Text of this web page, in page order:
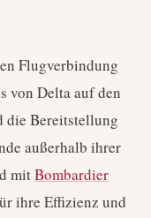
Flugverbindung
von Delta auf den
die Bereitstellung
außerhalb ihrer
mitBombardier
ihre Effizienz und